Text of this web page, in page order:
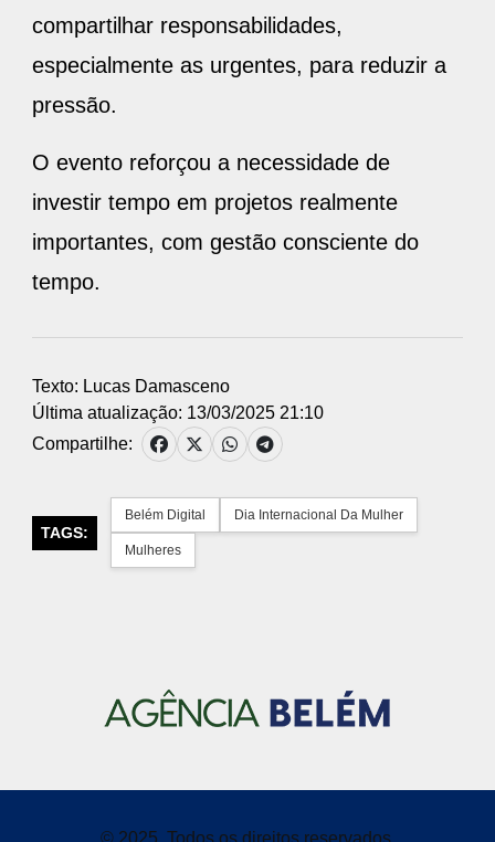
compartilhar responsabilidades,
especialmente as urgentes, para reduzir a
pressão.
O evento reforçou a necessidade de
investir tempo em projetos realmente
importantes, com gestão consciente do
tempo.
Texto: Lucas Damasceno
Última atualização: 13/03/2025 21:10
Compartilhe:
TAGS:
Belém Digital Dia Internacional Da Mulher
Mulheres